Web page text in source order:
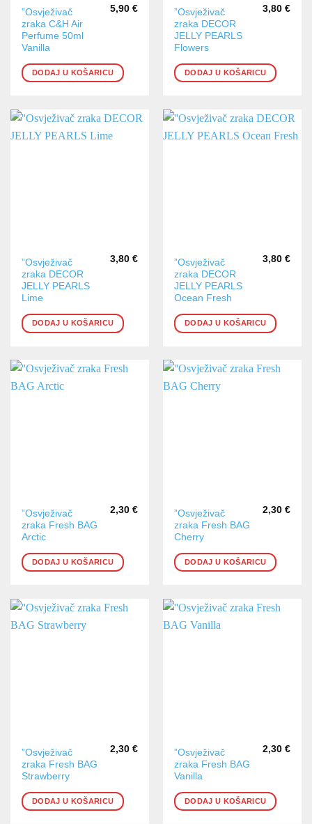
”Osvježivač
zraka C&H Air
Perfume 50ml
Vanilla
5,90 €
DODAJ U KOŠARICU
”Osvježivač
zraka DECOR
JELLY PEARLS
Flowers
3,80 €
DODAJ U KOŠARICU
”Osvježivač
zraka DECOR
JELLY PEARLS
Lime
3,80 €
DODAJ U KOŠARICU
”Osvježivač
zraka DECOR
JELLY PEARLS
Ocean Fresh
3,80 €
DODAJ U KOŠARICU
”Osvježivač
zraka Fresh BAG
Arctic
2,30 €
DODAJ U KOŠARICU
”Osvježivač
zraka Fresh BAG
Cherry
2,30 €
DODAJ U KOŠARICU
”Osvježivač
zraka Fresh BAG
Strawberry
2,30 €
DODAJ U KOŠARICU
”Osvježivač
zraka Fresh BAG
Vanilla
2,30 €
DODAJ U KOŠARICU